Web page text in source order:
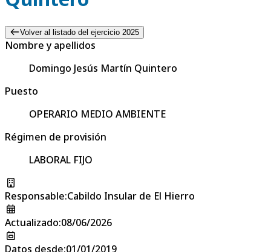
Volver al listado del ejercicio 2025
Nombre y apellidos
Domingo Jesús Martín Quintero
Puesto
OPERARIO MEDIO AMBIENTE
Régimen de provisión
LABORAL FIJO
Responsable:Cabildo Insular de El Hierro
Actualizado:08/06/2026
Datos desde:01/01/2019